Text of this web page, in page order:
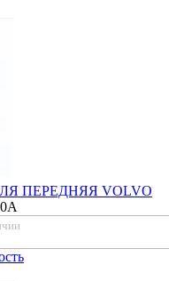
ПЕРЕДНЯЯ VOLVO